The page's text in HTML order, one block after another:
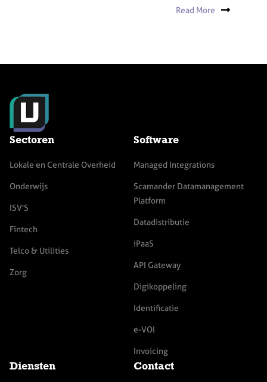
Read More
Sectoren
Lokale en Centrale Overheid
Onderwijs
ISV'S
Fintech
Telco & Utilities
Zorg
Software
Managed Integrations
Scamander Datamanagement
Platform
Datadistributie
iPaaS
API Gateway
Digikoppeling
Identificatie
e-VOI
Invoicing
Diensten Contact